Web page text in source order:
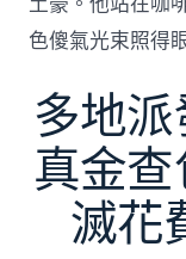
色傻氣光束照得
多地
真金
滅花